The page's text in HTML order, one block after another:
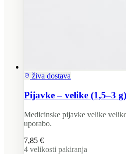
živa dostava
Pijavke – velike (1,5–3 g)
Medicinske pijavke velike
uporabo.
7,85 €
4 velikosti pakiranja